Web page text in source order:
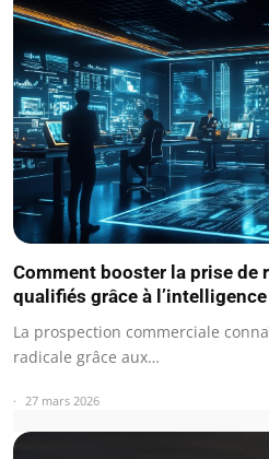
Comment booster la prise de
qualifiés grâce à
La prospection commerciale
radicale grâce aux…
27 mars 2026